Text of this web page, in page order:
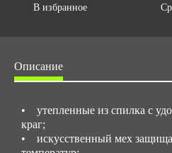
0.001В избранное
Описание
• утепленные из спилка с
краг;
• искусственный мех